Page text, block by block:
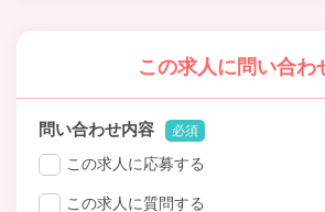
この求人に問い合わ
問い合わせ内容 必須
この求人に応募する
この求人に質問する